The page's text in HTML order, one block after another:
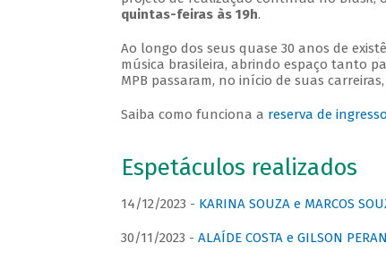
quintas-feiras às 19h.
Ao longo dos seus quase 30 anos de
música brasileira, abrindo espaço tanto
MPB passaram, no início de suas
Saiba como funciona a reserva de
Espetáculos realizados
14/12/2023 - KARINA SOUZA e MARCOS
30/11/2023 - ALAÍDE COSTA e GILSON